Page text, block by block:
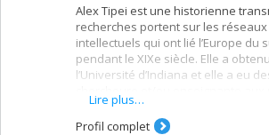
Alex Tipei est une historienne
recherches portent sur les
intellectuels qui ont lié l’Europe du
pendant le XIXe siècle. Elle a
l’Université d’Indiana et elle a eu
Princeton, McGill et de Bucarest
position chez UdeM.
Lire plus…
Profil complet